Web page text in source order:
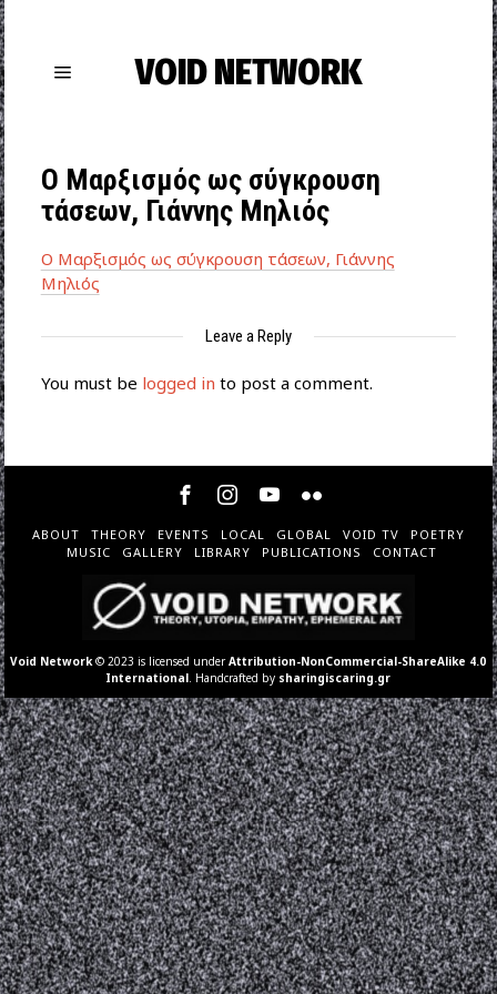
VOID NETWORK
Ο Μαρξισμός ως σύγκρουση
τάσεων, Γιάννης Μηλιός
Ο Μαρξισμός ως σύγκρουση τάσεων, Γιάννης
Μηλιός
Leave a Reply
You must be logged in to post a comment.
ABOUT THEORY EVENTS LOCAL GLOBAL VOID TV
POETRY
MUSIC
GALLERY LIBRARY PUBLICATIONS CONTACT
Void Network © 2023 is licensed underAttribution-NonCommercial-ShareAlike 4.0
International . Handcrafted by sharingiscaring.gr